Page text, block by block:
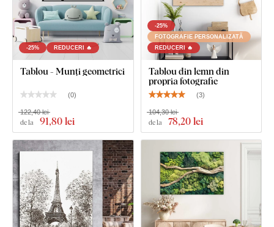
Ce este inclus în pachet?
Semn indicator din lemn pentru ușă
-25% REDUCERI 🔥
Tablou - Munți geometrici
(0)
de la 91,80 lei
122,40 lei
-25%
FOTOGRAFIE PERSONALIZATĂ
REDUCERI 🔥
Tablou din lemn din
propria fotografie
(3)
de la 78,20 lei
104,30 lei